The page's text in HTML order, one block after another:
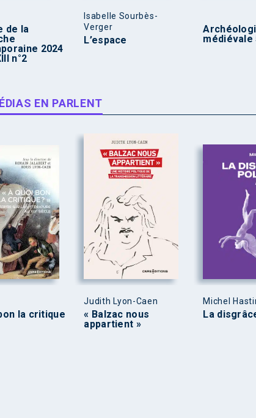
de la
2024
n°2
Isabelle Sourbès-
Verger
L’espace
médiévale
EN PARLENT
la critique
Judith Lyon-Caen
« Balzac nous
appartient »
Michel
La